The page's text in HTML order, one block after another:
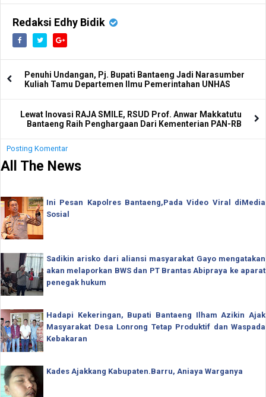
Redaksi Edhy Bidik
Penuhi Undangan, Pj. Bupati Bantaeng Jadi Narasumber
Kuliah Tamu Departemen Ilmu Pemerintahan UNHAS
Lewat Inovasi RAJA SMILE, RSUD Prof. Anwar Makkatutu
Bantaeng Raih Penghargaan Dari Kementerian PAN-RB
Posting Komentar
All The News
Ini Pesan Kapolres Bantaeng,Pada Video Viral diMedia
Sosial
Sadikin arisko dari aliansi masyarakat Gayo mengatakan
akan melaporkan BWS dan PT Brantas Abipraya ke aparat
penegak hukum
Hadapi Kekeringan, Bupati Bantaeng Ilham Azikin Ajak
Masyarakat Desa Lonrong Tetap Produktif dan Waspada
Kebakaran
Kades Ajakkang Kabupaten.Barru, Aniaya Warganya